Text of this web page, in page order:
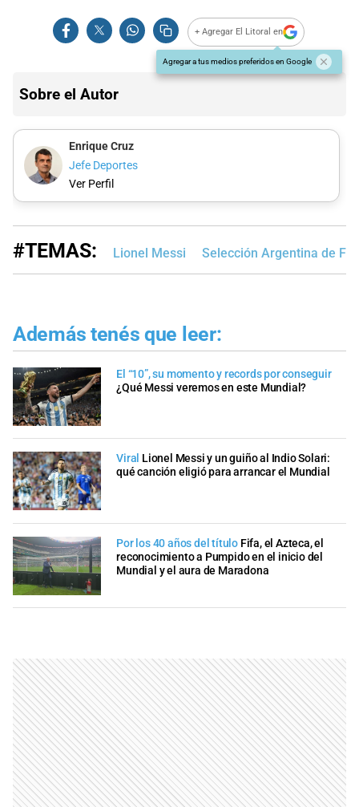
+ Agregar El Litoral en
Agregar a tus medios preferidos en Google
Sobre el Autor
Enrique Cruz
Jefe Deportes
Ver Perfil
#TEMAS: Lionel Messi Selección Argentina de
Además tenés que leer:
El “10”, su momento y records por conseguir
¿Qué Messi veremos en este Mundial?
Viral Lionel Messi y un guiño al Indio Solari:
qué canción eligió para arrancar el Mundial
Por los 40 años del título Fifa, el Azteca, el
reconocimiento a Pumpido en el inicio del
Mundial y el aura de Maradona